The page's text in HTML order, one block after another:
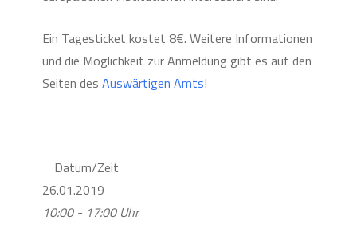
Ein Tagesticket kostet 8€. Weitere Informationen
und die Möglichkeit zur Anmeldung gibt es auf den
Seiten des Auswärtigen Amts!
Datum/Zeit
26.01.2019
10:00 - 17:00 Uhr